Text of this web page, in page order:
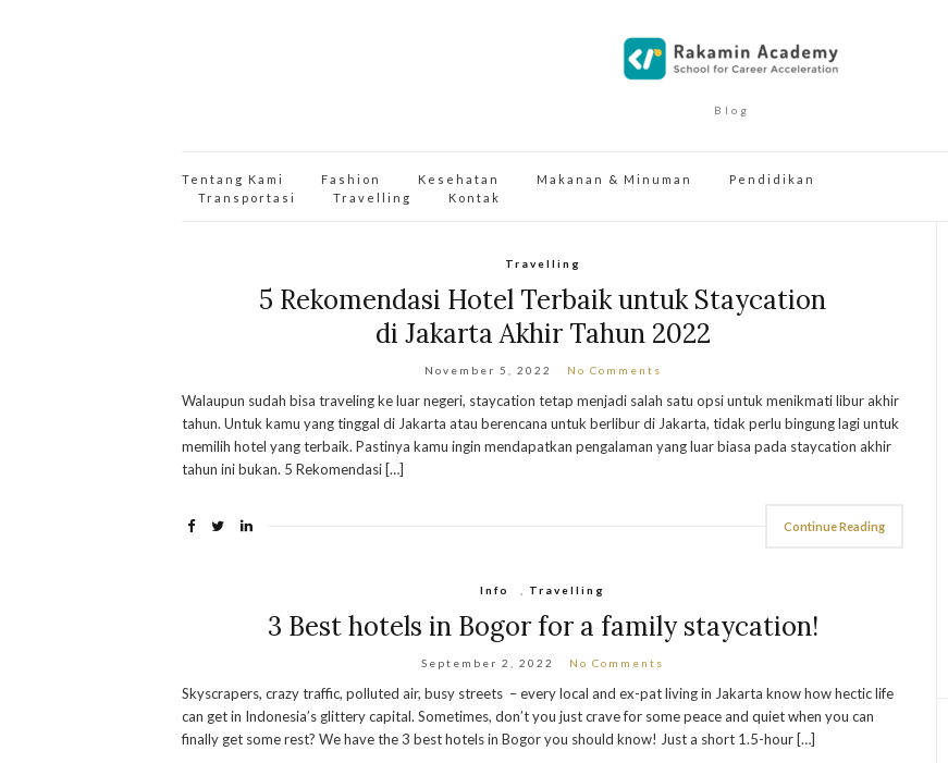
Blog
Tentang Kami Fashion Kesehatan Makanan & Minuman
Pendidikan
Transportasi
Travelling Kontak
Travelling
5 Rekomendasi Hotel Terbaik untuk Staycation
di Jakarta Akhir Tahun 2022
November 5, 2022 No Comments
Walaupun sudah bisa traveling ke luar negeri, staycation tetap menjadi salah satu opsi untuk menikmati libur akhir
tahun. Untuk kamu yang tinggal di Jakarta atau berencana untuk berlibur di Jakarta, tidak perlu bingung lagi untuk
memilih hotel yang terbaik. Pastinya kamu ingin mendapatkan pengalaman yang luar biasa pada staycation akhir
tahun ini bukan. 5 Rekomendasi […]
Continue Reading
Info Travelling
3 Best hotels in Bogor for a family staycation!
September 2, 2022 No Comments
Skyscrapers, crazy traffic, polluted air, busy streets – every local and ex-pat living in Jakarta know how hectic life
can get in Indonesia’s glittery capital. Sometimes, don’t you just crave for some peace and quiet when you can
finally get some rest? We have the 3 best hotels in Bogor you should know! Just a short 1.5-hour […]